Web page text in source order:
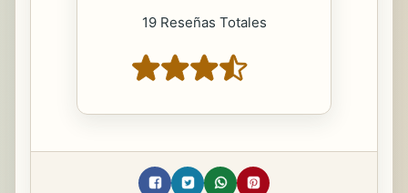
19 Reseñas Totales